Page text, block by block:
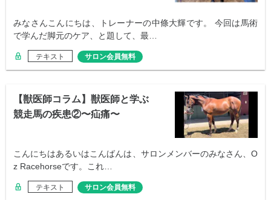
みなさんこんにちは、トレーナーの中條大輝です。 今回は馬術
で学んだ脚元のケア、と題して、最…
テキスト サロン会員無料
【獣医師コラム】獣医師と学ぶ
競走馬の疾患②〜疝痛〜
こんにちはあるいはこんばんは、サロンメンバーのみなさん、O
z Racehorseです。これ…
テキスト サロン会員無料